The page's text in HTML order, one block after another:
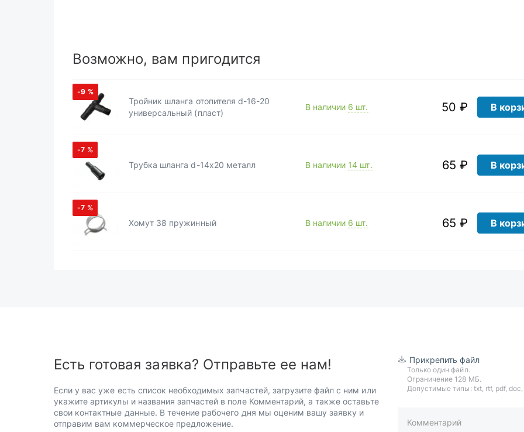
Возможно, вам пригодится
-9 %
Тройник шланга отопителя d-16-20
универсальный (пласт)
В наличии 6 шт. 50 ₽ В
-7 %
Трубка шланга d-14х20 металл В наличии 14 шт. 65 ₽ В
-7 %
Хомут 38 пружинный В наличии 6 шт. 65 ₽ В
Есть готовая заявка? Отправьте ее нам!
Если у вас уже есть список необходимых запчастей, загрузите файл с ним или
укажите артикулы и названия запчастей в поле Комментарий, а также оставьте
свои контактные данные. В течение рабочего дня мы оценим вашу заявку и
отправим вам коммерческое предложение.
Прикрепить файл
Только один файл.
Ограничение 128 МБ.
Допустимые типы: txt, rtf, pdf,
Комментарий
пример: 89511234567 или